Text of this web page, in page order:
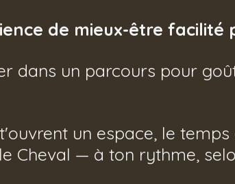
À
de mieux-être facilité
dans un parcours pour
un espace, le
Cheval — à ton rythme,